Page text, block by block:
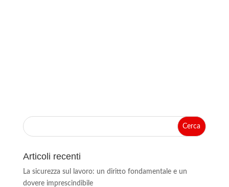
Articoli recenti
La sicurezza sul lavoro: un diritto fondamentale e un
dovere imprescindibile